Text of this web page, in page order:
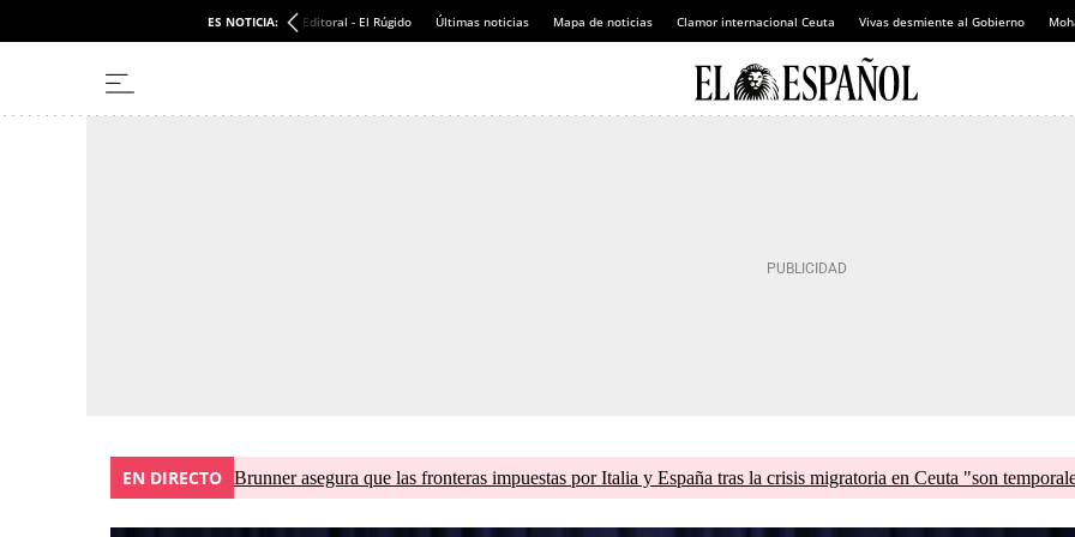
ES NOTICIA: Editoral - El Rúgido Últimas noticias Mapa de noticias Clamor internacional Ceuta Vivas desmiente al Gobierno
EN DIRECTO Brunner asegura que las fronteras impuestas por Italia y España tras la crisis migratoria en Ceuta "son